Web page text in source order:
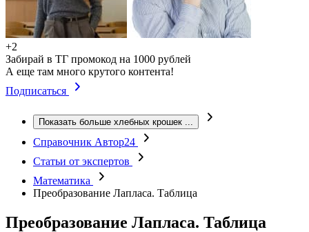
+2
Забирай в ТГ промокод на 1000 рублей
А еще там много крутого контента!
Подписаться
Показать больше хлебных крошек ...
Справочник Автор24
Статьи от экспертов
Математика
Преобразование Лапласа. Таблица
Преобразование Лапласа. Таблица